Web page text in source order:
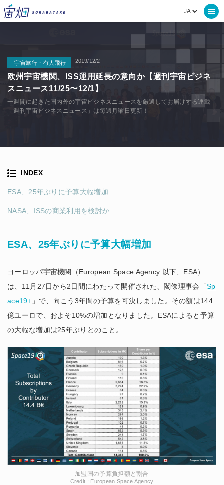
宇宙旅行・有人飛行 2019/12/2
欧州宇宙機関、ISS運用延長の意向か【週刊宇宙ビジネ
スニュース11/25〜12/1】
一週間に起きた国内外の宇宙ビジネスニュースを厳選してお届けする連載
「週刊宇宙ビジネスニュース」は毎週月曜日更新！
ESA、25年ぶりに予算大幅増加
ヨーロッパ宇宙機関（European Space Agency 以下、ESA）
は、11月27日から2日間にわたって開催された、閣僚理事会「Sp
ace19+」で、向こう3年間の予算を可決しました。その額は144
億ユーロで、およそ10%の増加となりました。ESAによると予算
の大幅な増加は25年ぶりとのこと。
加盟国の予算負担額と割合
Credit : European Space Agency
INDEX
ESA、25年ぶりに予算大幅増加
NASA、ISSの商業利用を検討か